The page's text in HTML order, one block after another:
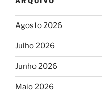
Agosto 2026
Julho 2026
Junho 2026
Maio 2026